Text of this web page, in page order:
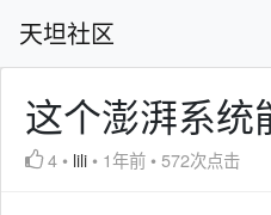
天坦社区
这个澎湃系统
4 • lili • 1年前 •572次点击